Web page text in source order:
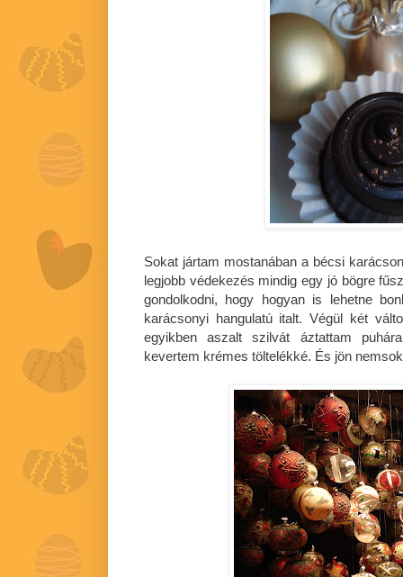
Sokat jártam mostanában a bécsi
legjobb védekezés mindig egy jó bögre
gondolkodni, hogy hogyan is lehetne
karácsonyi hangulatú italt. Végül két
egyikben aszalt szilvát áztattam
kevertem krémes töltelékké. És jön